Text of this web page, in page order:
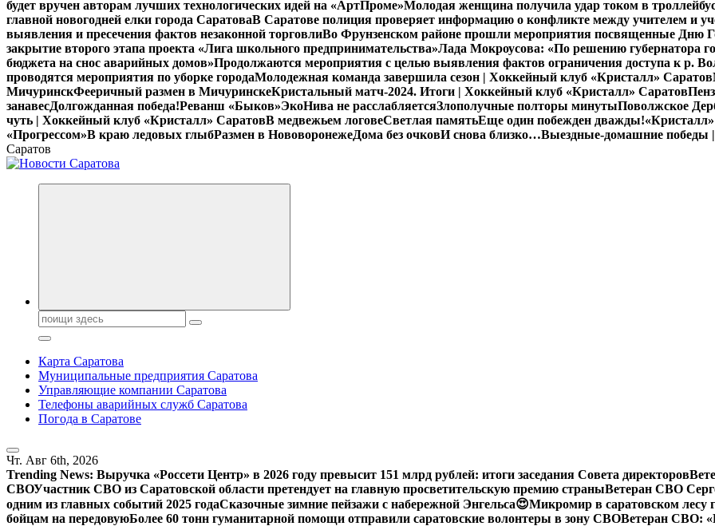
будет вручен авторам лучших технологических идей на «АртПроме»Молодая женщина получила удар током в
главной новогодней елки города СаратоваВ Саратове полиция проверяет информацию о конфликте между учителем и
выявления и пресечения фактов незаконной торговлиВо Фрунзенском районе прошли мероприятия посвященные Дню
закрытие второго этапа проекта «Лига школьного предпринимательства»Лада Мокроусова: «По решению губернатора
бюджета на снос аварийных домов»Продолжаются мероприятия с целью выявления фактов ограничения доступа к р.
проводятся мероприятия по уборке городаМолодежная команда завершила сезон | Хоккейный клуб «Кристалл» Саратов
МичуринскФееричный размен в МичуринскеКристальный матч-2024. Итоги | Хоккейный клуб «Кристалл» Саратов
занавесДолгожданная победа!Реванш «Быков»ЭкоНива не расслабляетсяЗлополучные полторы минутыПоволжское
чуть | Хоккейный клуб «Кристалл» СаратовВ медвежьем логовеСветлая памятьЕще один побежден дважды!
«Прогрессом»В краю ледовых глыбРазмен в НововоронежеДома без очковИ снова близко…Выездные-домашние победы
Саратов
Поиск:
Карта Саратова
Муниципальные предприятия Саратова
Управляющие компании Саратова
Телефоны аварийных служб Саратова
Погода в Саратове
Чт. Авг 6th, 2026
Trending News: Выручка «Россети Центр» в 2026 году превысит 151 млрд рублей: итоги заседания Совета директоров
СВОУчастник СВО из Саратовской области претендует на главную просветительскую премию страныВетеран СВО
одним из главных событий 2025 годаСказочные зимние пейзажи с набережной Энгельса😍Микромир в саратовском лесу
бойцам на передовуюБолее 60 тонн гуманитарной помощи отправили саратовские волонтеры в зону СВОВетеран СВО: